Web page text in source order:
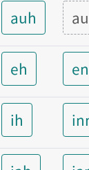
auh
eh
ih